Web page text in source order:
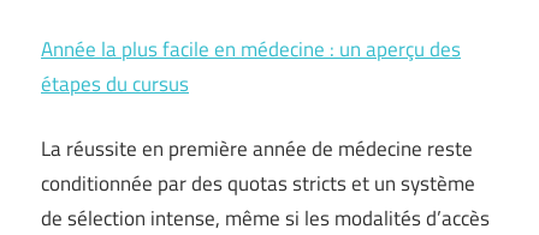
Année la plus facile en médecine : un aperçu des
étapes du cursus
La réussite en première année de médecine reste
conditionnée par des quotas stricts et un système
de sélection intense, même si les modalités d’accès